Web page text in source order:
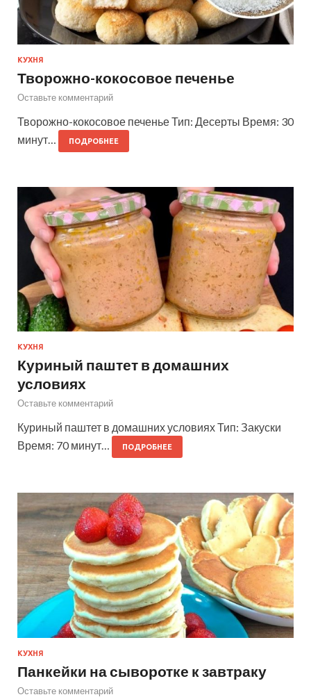
КУХНЯ
Творожно-кокосовое печенье
Оставьте комментарий
Творожно-кокосовое печенье Тип: Десерты Время: 30
минут…
ПОДРОБНЕЕ
КУХНЯ
Куриный паштет в домашних
условиях
Оставьте комментарий
Куриный паштет в домашних условиях Тип: Закуски
Время: 70 минут…
ПОДРОБНЕЕ
КУХНЯ
Панкейки на сыворотке к завтраку
Оставьте комментарий